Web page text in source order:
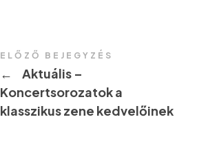
ELŐZŐ BEJEGYZÉS
←
Aktuális –
Koncertsorozatok a
klasszikus zene kedvelőinek